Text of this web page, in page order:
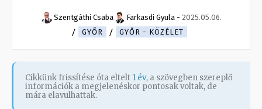
Szentgáthi Csaba Farkasdi Gyula - 2025.05.06.
GYŐR
GYŐR - KÖZÉLET
Cikkünk frissítése óta eltelt 1 év, a szövegben szereplő
információk a megjelenéskor pontosak voltak, de
mára elavulhattak.